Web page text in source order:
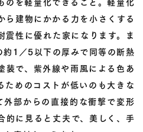
ら建物にかかる力を小さくする
震性に優れた家になります。ま
約1／5以下の厚みで同等の断熱
装で、紫外線や雨風による色あ
ためのコストが低いのも大きな
外部からの直接的な衝撃で変形
的に見ると丈夫で、美しく、手